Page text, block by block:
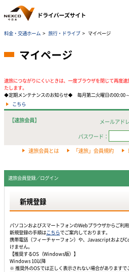
料金・交通ホーム > 旅行・ドライブ > マイページ
マイページ
速旅につながりにくいときは、一度ブラウザを閉じて再度
たします。
◆定期メンテナンスのお知らせ◆ 毎月第二火曜日の00:00
こちら
【速旅会員】
メールアド
パスワード：
速旅会員とは 「速旅」会員規約
速旅会員登録／ログイン
新規登録
パソコンおよびスマートフォンのWebプラウザからご利用
新規登録の手順はこちらでご案内しております。
携帯電話（フィーチャーフォン）や、Javascriptおよび
けません。
【推奨するOS（Windows版）】
Windows 10以降
※ 推奨外のOSでは正しく表示されない場合がありますで